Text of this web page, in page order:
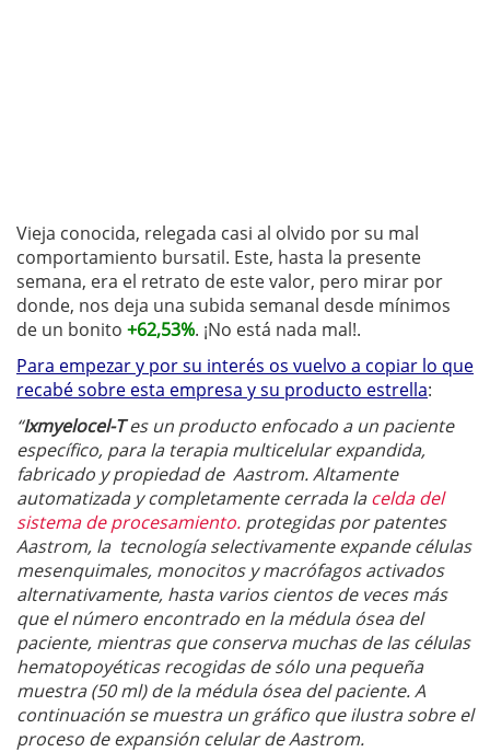
Vieja conocida, relegada casi al olvido por su mal
comportamiento bursatil. Este, hasta la presente
semana, era el retrato de este valor, pero mirar por
donde, nos deja una subida semanal desde mínimos
de un bonito +62,53%. ¡No está nada mal!.
Para empezar y por su interés os vuelvo a copiar lo que
recabé sobre esta empresa y su producto estrella:
“Ixmyelocel-Tes un producto enfocado a un paciente
específico, para la terapia multicelular expandida,
fabricado y propiedad de Aastrom. Altamente
automatizada y completamente cerrada lacelda del
sistema de procesamiento. protegidas por patentes
Aastrom, la tecnología selectivamente expande células
mesenquimales, monocitos y macrófagos activados
alternativamente, hasta varios cientos de veces más
que el número encontrado en la médula ósea del
paciente, mientras que conserva muchas de las células
hematopoyéticas recogidas de sólo una pequeña
muestra (50 ml) de la médula ósea del paciente. A
continuación se muestra un gráfico que ilustra sobre el
proceso de expansión celular de Aastrom.